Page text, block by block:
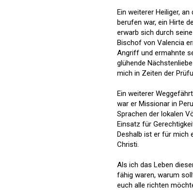
Ein weiterer Heiliger,
berufen war, ein Hirte
erwarb sich durch
Bischof von Valencia
Angriff und ermahnte
glühende
mich in Zeiten der
Ein weiterer
war er Missionar in
Sprachen der lokalen
Einsatz für
Deshalb ist er für mich
Christi.
Als ich das Leben
fähig waren, warum
euch alle richten